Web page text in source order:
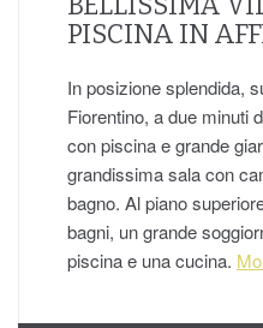
PISCINA IN
In posizione splendida,
Fiorentino, a due minuti
con piscina e grande
grandissima sala con
bagno. Al piano
bagni, un grande
piscina e una cucina.